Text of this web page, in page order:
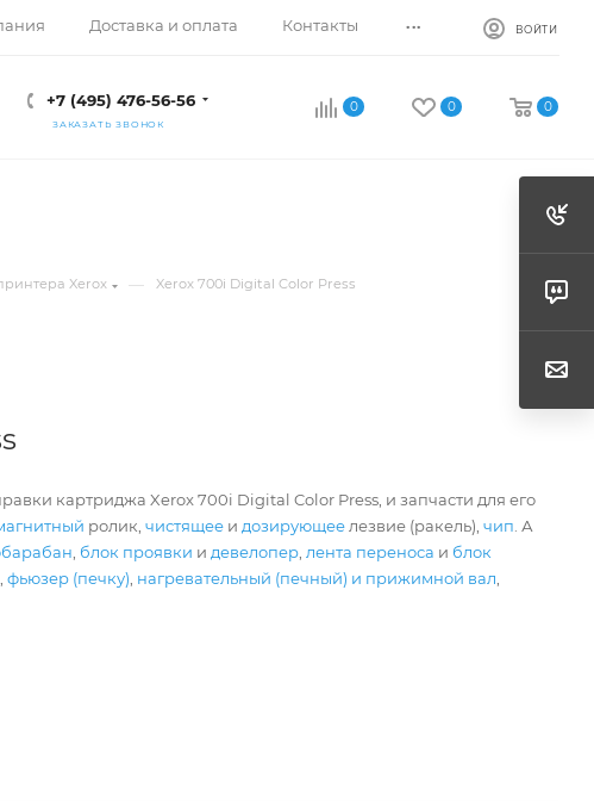
Доставка и оплата Контакты ... ВОЙТИ
+7 (495) 476-56-56
ЗАКАЗАТЬ ЗВОНОК
0 0 0
Xerox — Xerox 700i Digital Color Press
картриджа Xerox 700i Digital Color Press, и запчасти для его
ролик,чистящее и дозирующее лезвие (ракель),чип . А
блок проявки и девелопер лента переноса и блок
,фьюзер (печку) нагревательный (печный) и прижимной вал